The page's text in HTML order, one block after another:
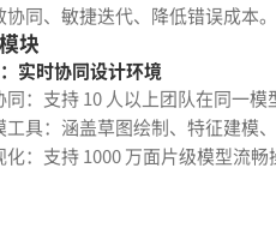
同、敏捷迭代、降低错误成本。
块
实时协同设计环境
同：支持 10 人以上团队在同一
工具：涵盖草图绘制、特征建模
化：支持 1000 万面片级模型流